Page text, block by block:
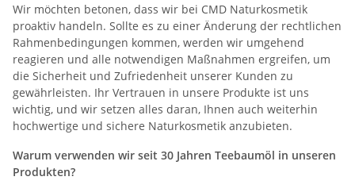
Wir möchten betonen, dass wir bei CMD Naturkosmetik
proaktiv handeln. Sollte es zu einer Änderung der rechtlichen
Rahmenbedingungen kommen, werden wir umgehend
reagieren und alle notwendigen Maßnahmen ergreifen, um
die Sicherheit und Zufriedenheit unserer Kunden zu
gewährleisten. Ihr Vertrauen in unsere Produkte ist uns
wichtig, und wir setzen alles daran, Ihnen auch weiterhin
hochwertige und sichere Naturkosmetik anzubieten.
Warum verwenden wir seit 30 Jahren Teebaumöl in unseren
Produkten?